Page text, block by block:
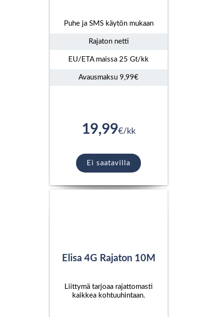
Puhe ja SMS käytön mukaan
Rajaton netti
EU/ETA maissa 25 Gt/kk
Avausmaksu 9,99€
19,99€/kk
Ei saatavilla
Elisa 4G Rajaton 10M
Liittymä tarjoaa rajattomasti
kaikkea kohtuuhintaan.